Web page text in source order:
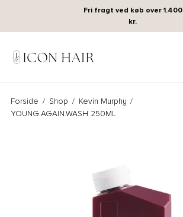
Fri fragt ved køb over 1.400
kr.
Forside / Shop / Kevin Murphy /
YOUNG.AGAIN.WASH 250ML